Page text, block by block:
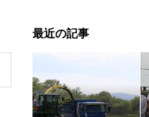
最近の記事